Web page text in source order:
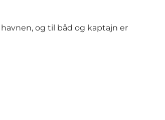
og til båd og kaptajn er